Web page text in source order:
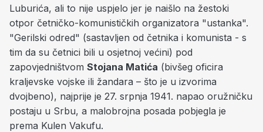
Luburića, ali to nije uspjelo jer je naišlo na žestoki
otpor četničko-komunističkih organizatora "ustanka".
"Gerilski odred" (sastavljen od četnika i komunista - s
tim da su četnici bili u osjetnoj većini) pod
zapovjedništvom Stojana Matića (bivšeg oficira
kraljevske vojske ili žandara – što je u izvorima
dvojbeno), najprije je 27. srpnja 1941. napao oružničku
postaju u Srbu, a malobrojna posada pobjegla je
prema Kulen Vakufu.